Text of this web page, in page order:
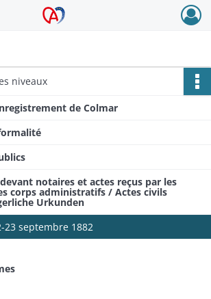
Archives Alsace - Colmar
niveaux
de Colmar
notaires et actes reçus par les
corps administratifs / Actes civils
Urkunden
23 septembre 1882